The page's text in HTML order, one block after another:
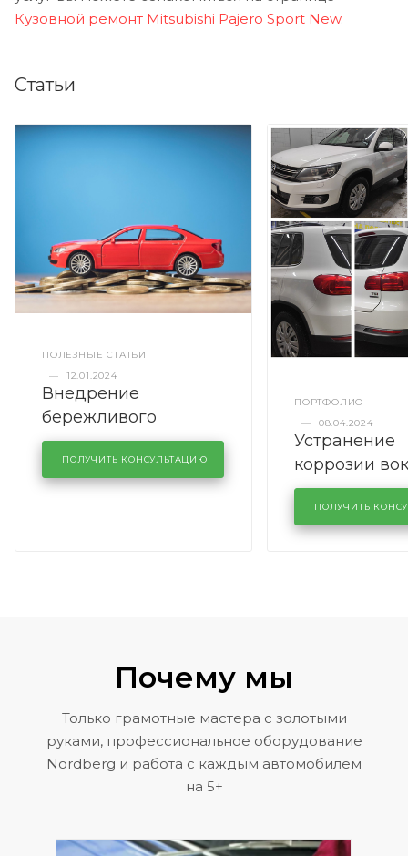
Кузовной ремонт Mitsubishi Pajero Sport New.
Статьи
ПОЛЕЗНЫЕ СТАТЬИ
—
12.01.2024
Внедрение
бережливого
производства в
кузовном сервисе
KUTUZOVV
ПОЛУЧИТЬ КОНСУЛЬТАЦИЮ
ПОРТФОЛИО
—
08.04.2024
Устранение
коррозии
лобового
районе
Volkswagen
ПОЛУЧИТЬ
Почему мы
Только грамотные мастера с золотыми
руками, профессиональное оборудование
Nordberg и работа с каждым автомобилем
на 5+